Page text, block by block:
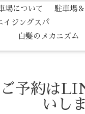
場について 駐車場
パ （白髪予
白髪のメカニズム
約は
いし